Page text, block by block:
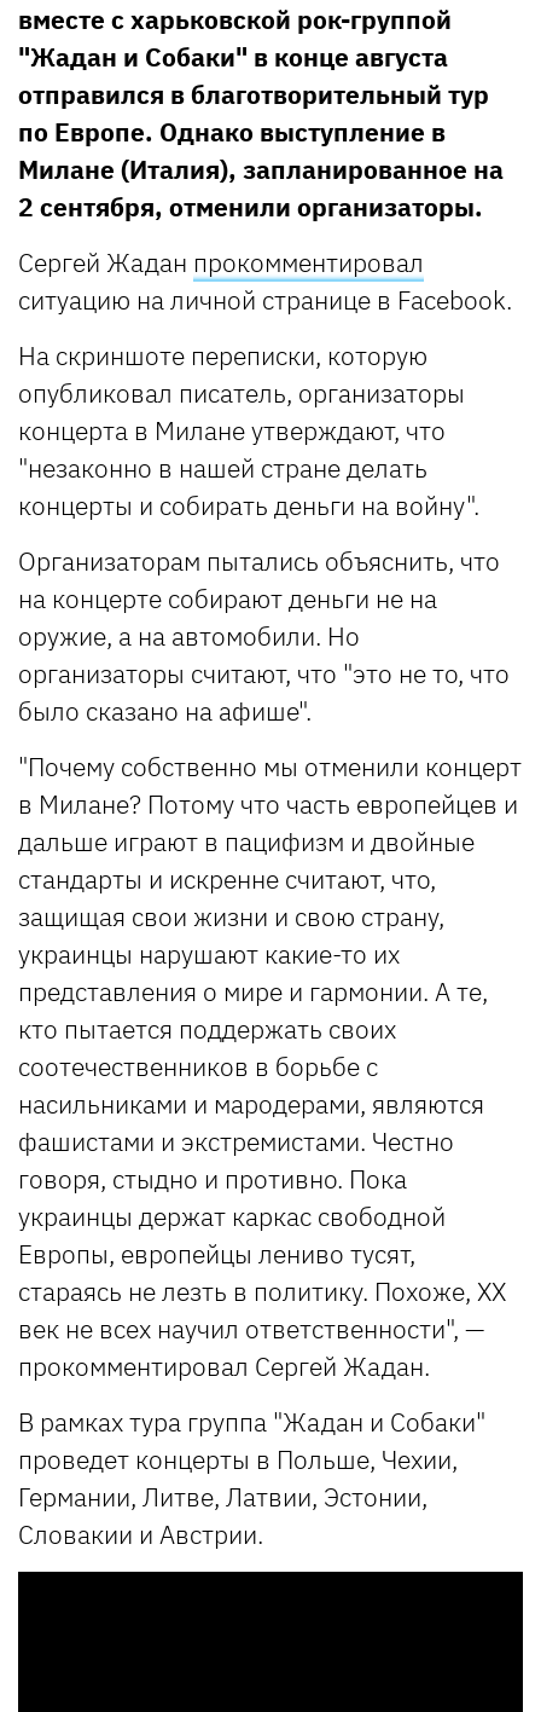
вместе с харьковской рок-группой
"Жадан и Собаки" в конце августа
отправился в благотворительный тур
по Европе. Однако выступление в
Милане (Италия), запланированное на
2 сентября, отменили организаторы.
Сергей Жадан прокомментировал
ситуацию на личной странице в Facebook.
На скриншоте переписки, которую
опубликовал писатель, организаторы
концерта в Милане утверждают, что
"незаконно в нашей стране делать
концерты и собирать деньги на войну".
Организаторам пытались объяснить, что
на концерте собирают деньги не на
оружие, а на автомобили. Но
организаторы считают, что "это не то, что
было сказано на афише".
"Почему собственно мы отменили концерт
в Милане? Потому что часть европейцев и
дальше играют в пацифизм и двойные
стандарты и искренне считают, что,
защищая свои жизни и свою страну,
украинцы нарушают какие-то их
представления о мире и гармонии. А те,
кто пытается поддержать своих
соотечественников в борьбе с
насильниками и мародерами, являются
фашистами и экстремистами. Честно
говоря, стыдно и противно. Пока
украинцы держат каркас свободной
Европы, европейцы лениво тусят,
стараясь не лезть в политику. Похоже, ХХ
век не всех научил ответственности", —
прокомментировал Сергей Жадан.
В рамках тура группа "Жадан и Собаки"
проведет концерты в Польше, Чехии,
Германии, Литве, Латвии, Эстонии,
Словакии и Австрии.